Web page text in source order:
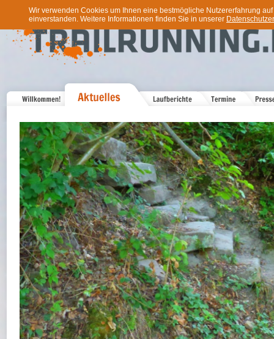
Wir verwenden Cookies um Ihnen eine bestmögliche Nutzererfahrung
einverstanden. Weitere Informationen finden Sie in unserer